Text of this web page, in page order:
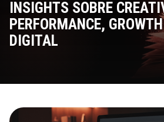
INSIGHTS SOBRE
PERFORMANCE,
DIGITAL